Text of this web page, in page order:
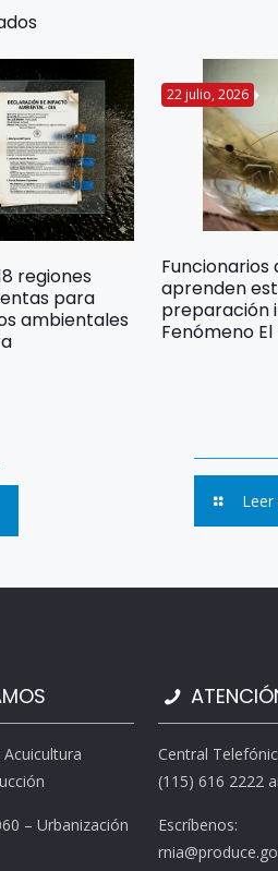
regiones
para
ambientales
22 julio, 2026
Funcionarios
aprenden
preparación
Fenómeno El
Leer
– Urbanización
Central
(115) 616 2222
Escríbenos: